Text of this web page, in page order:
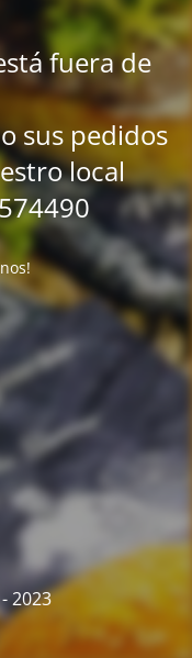
fuera de
sus pedidos
local
2023